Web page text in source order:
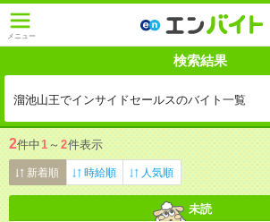
メニュー
検索結果
溜池山王でインサイドセールスのバイト一覧
2件中1 ～ 2件表示
新着順 時給順 人気順
未読